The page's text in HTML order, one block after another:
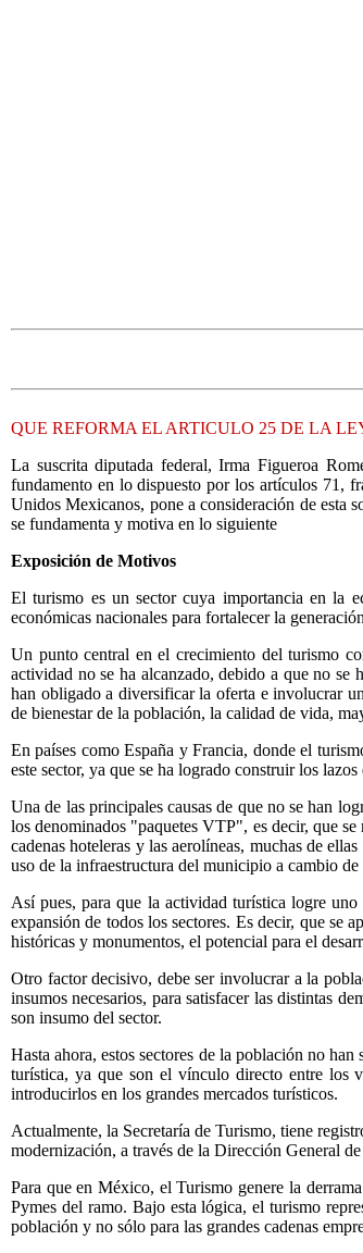
QUE REFORMA EL ARTICULO 25 DE LA
La suscrita diputada federal, Irma Figueroa
fundamento en lo dispuesto por los artículos 71,
Unidos Mexicanos, pone a consideración de esta
se fundamenta y motiva en lo siguiente
Exposición de Motivos
El turismo es un sector cuya importancia en la
económicas nacionales para fortalecer la
Un punto central en el crecimiento del turismo
actividad no se ha alcanzado, debido a que no se
han obligado a diversificar la oferta e involucrar
de bienestar de la población, la calidad de vida,
En países como España y Francia, donde el
este sector, ya que se ha logrado construir los
Una de las principales causas de que no se han
los denominados "paquetes VTP", es decir, que
cadenas hoteleras y las aerolíneas, muchas de
uso de la infraestructura del municipio a cambio
Así pues, para que la actividad turística logre
expansión de todos los sectores. Es decir, que se
históricas y monumentos, el potencial para el
Otro factor decisivo, debe ser involucrar a la
insumos necesarios, para satisfacer las distintas
son insumo del sector.
Hasta ahora, estos sectores de la población no
turística, ya que son el vínculo directo entre los
introducirlos en los grandes mercados turísticos.
Actualmente, la Secretaría de Turismo, tiene
modernización, a través de la Dirección General
Para que en México, el Turismo genere la
Pymes del ramo. Bajo esta lógica, el turismo
población y no sólo para las grandes cadenas